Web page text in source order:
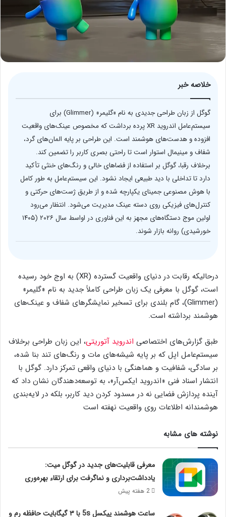
خلاصه خبر
گوگل از زبان طراحی جدیدی به نام «گلیمر» (Glimmer) برای
سیستم‌عامل اندروید XR پرده برداشت که مخصوص عینک‌های واقعیت
افزوده و هدست‌های هوشمند است. این طراحی بر پایه المان‌های گرد،
شفاف و مینیمال استوار است تا راحتی بصری کاربر را تضمین کند.
برخلاف رقبا، گوگل بر استفاده از فضاهای خالی و رنگ‌های خنثی تأکید
دارد تا تداخلی با دید طبیعی ایجاد نشود. این سیستم‌عامل به طور کامل
با هوش مصنوعی جمینای یکپارچه شده و از طریق ژست‌های حرکتی و
کنترل‌های فیزیکی روی دسته عینک مدیریت می‌شود. انتظار می‌رود
اولین موج دستگاه‌های مجهز به این فناوری در اواسط سال ۲۰۲۶ (۱۴۰۵
خورشیدی) روانه بازار شوند.
درحالیکه رقابت در دنیای واقعیت گسترده (XR) به اوج خود رسیده
است، گوگل با معرفی یک زبان طراحی کاملاً جدید به نام «گلیمر»
(Glimmer)، گام بلندی برای تسخیر نمایشگرهای شفاف و عینک‌های
هوشمند برداشته است.
طبق گزارش‌های اختصاصی اندروید آتوریتی، این زبان طراحی برخلاف
سیستم‌عامل اپل که بر پایه شیشه‌های مات و رنگ‌های تند بنا شده،
بر سادگی، شفافیت و هماهنگی با دنیای واقعی تمرکز دارد. گوگل با
انتشار اسناد فنی «اندروید ایکس‌آر»، به توسعه‌دهندگان نشان داد که
آینده پردازش فضایی نه در مسدود کردن دید کاربر، بلکه در لایه‌بندی
هوشمندانه اطلاعات روی واقعیت نهفته است
نوشته های مشابه
معرفی قابلیت‌های جدید در گوگل میت:
یادداشت‌برداری و نماگرفت برای ارتقاء بهره‌وری
2 هفته پیش
ساعت هوشمند پیکسل 5s با ۳ گیگابایت حافظه رم و